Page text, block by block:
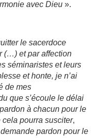
avec Dieu ».
le sacerdoce
(…) et par affection
séminaristes et leurs
et honte, je n’ai
de mes
que s’écoule le délai
à chacun pour le
pourra susciter,
pardon pour le